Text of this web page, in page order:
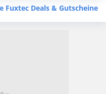
Fuxtec Deals & Gutscheine